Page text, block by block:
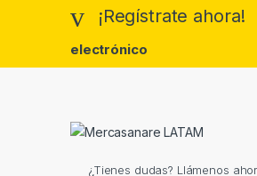
¡Regístrate ahora!
electrónico
¿Tienes dudas? Llámenos